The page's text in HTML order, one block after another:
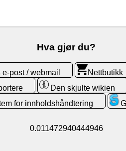
Hva gjør du?
e-post / webmail Nettbutikk
Den skjulte wikien
for innholdshåndtering
0.011472940444946